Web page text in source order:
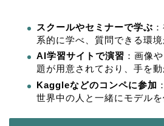
スクールやセミナーで学ぶ
系的に学べ、質問できる環境
AI学習サイトで演習 ：画像
題が用意されており、手を
Kaggleなどのコンペに参加
世界中の人と一緒にモデル